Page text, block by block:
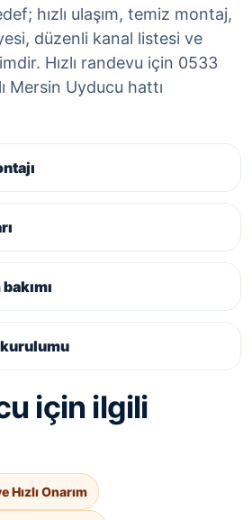
hızlı ulaşım, temiz montaj,
düzenli kanal listesi ve
Hızlı randevu için 0533
Mersin Uyducu hattı
için ilgili
Hızlı Onarım